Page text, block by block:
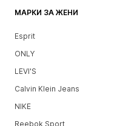
МАРКИ ЗА ЖЕНИ
Esprit
ONLY
LEVI'S
Calvin Klein Jeans
NIKE
Reebok Sport